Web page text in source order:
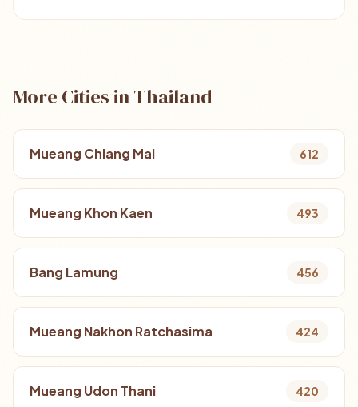
More Cities in Thailand
Mueang Chiang Mai 612
Mueang Khon Kaen 493
Bang Lamung 456
Mueang Nakhon Ratchasima 424
Mueang Udon Thani 420